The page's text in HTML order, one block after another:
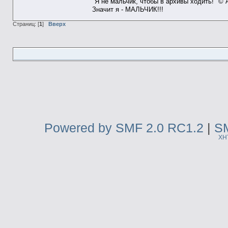
Значит я - МАЛЬЧИК!!!
Страниц: [1 ] Вверх
Powered by SMF 2.0 RC1.2 |